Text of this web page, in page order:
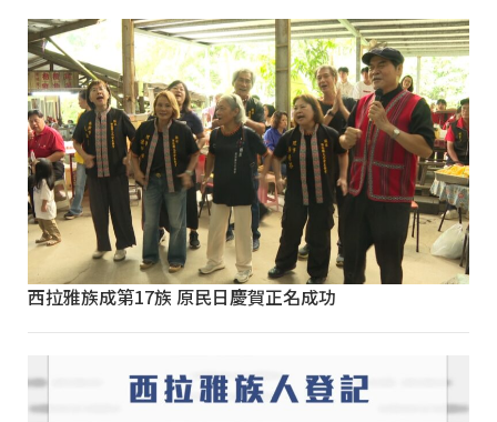
西拉雅族成第17族 原民日慶賀正名成功